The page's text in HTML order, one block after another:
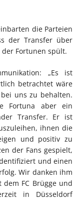
die Parteien
der Transfer über
der Fortunen spült.
„Es ist
betrachtet wäre
uns zu behalten.
Fortuna aber ein
Transfer. Er ist
ihnen die
und positiv zu
der Fans gespielt,
und einen
Wir danken ihm
FC Brügge und
in Düsseldorf